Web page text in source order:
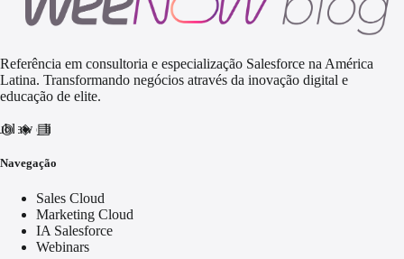
Referência em consultoria e especialização Salesforce na América
Latina. Transformando negócios através da inovação digital e
educação de elite.
video_library
Navegação
Sales Cloud
Marketing Cloud
IA Salesforce
Webinars